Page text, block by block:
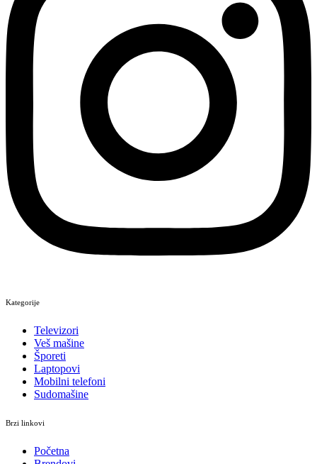
Kategorije
Televizori
Veš mašine
Šporeti
Laptopovi
Mobilni telefoni
Sudomašine
Brzi linkovi
Početna